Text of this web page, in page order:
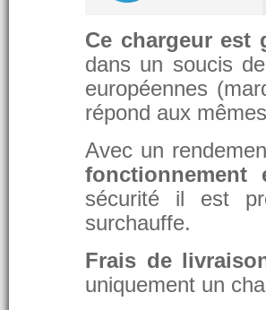
Ce chargeur est
dans un soucis
européennes
répond aux
Avec un
fonctionnement
sécurité il est
surchauffe.
Frais de
uniquement un